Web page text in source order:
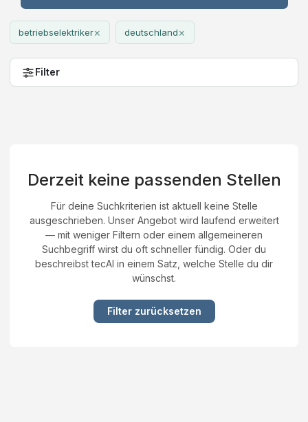
betriebselektriker× deutschland×
Filter
Derzeit keine passenden Stellen
Für deine Suchkriterien ist aktuell keine Stelle
ausgeschrieben. Unser Angebot wird laufend erweitert
— mit weniger Filtern oder einem allgemeineren
Suchbegriff wirst du oft schneller fündig. Oder du
beschreibst tecAI in einem Satz, welche Stelle du dir
wünschst.
Filter zurücksetzen